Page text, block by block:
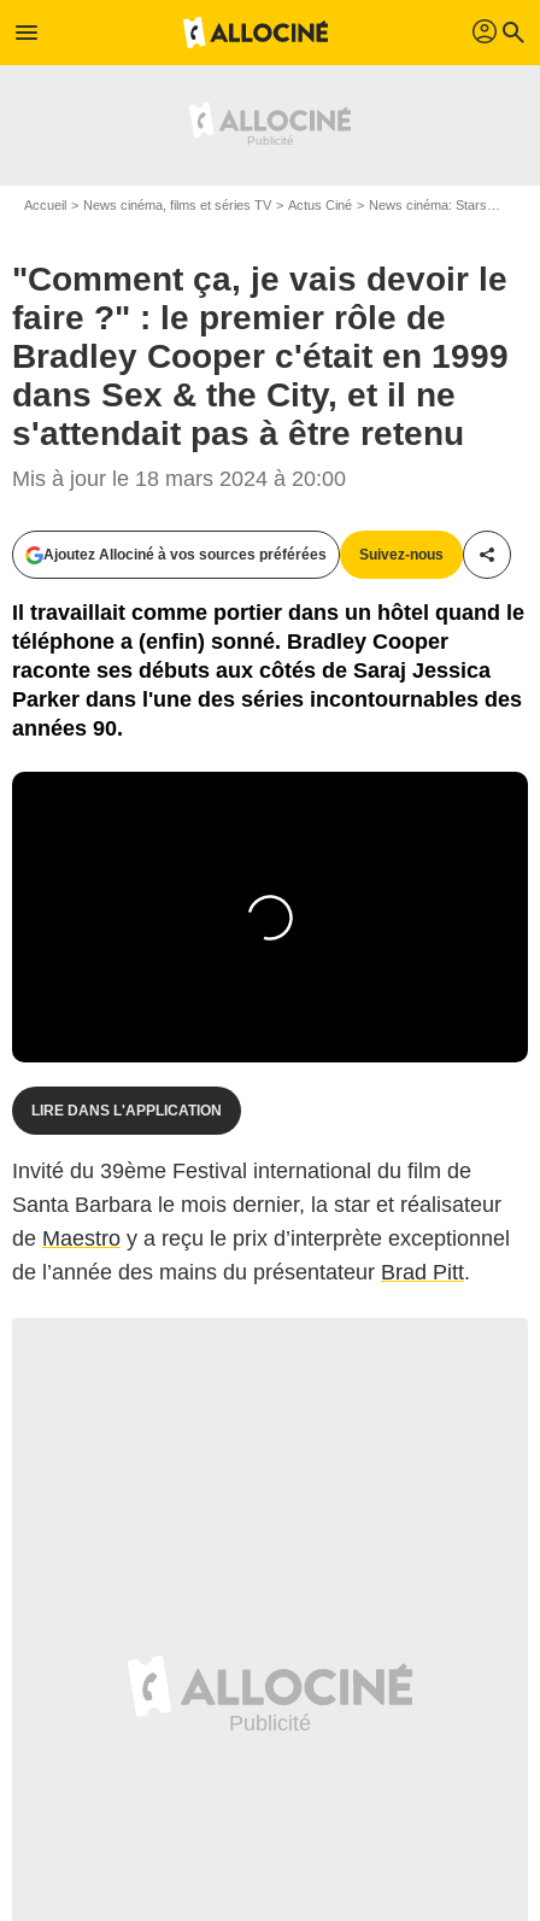
menu profil search
Accueil News cinéma, films et séries TV Actus Ciné News cinéma: Stars
"Comment ça, je vais devoir le
faire ?" : le premier rôle de
Bradley Cooper c'était en 1999
dans Sex & the City, et il ne
s'attendait pas à être retenu
Mis à jour le 18 mars 2024 à 20:00
Ajoutez Allociné à vos sources préférées Suivez-nous
Il travaillait comme portier dans un hôtel quand le
téléphone a (enfin) sonné. Bradley Cooper
raconte ses débuts aux côtés de Saraj Jessica
Parker dans l'une des séries incontournables des
années 90.
LIRE DANS L'APPLICATION
Invité du 39ème Festival international du film de
Santa Barbara le mois dernier, la star et réalisateur
de Maestro y a reçu le prix d’interprète exceptionnel
de l’année des mains du présentateur Brad Pitt.